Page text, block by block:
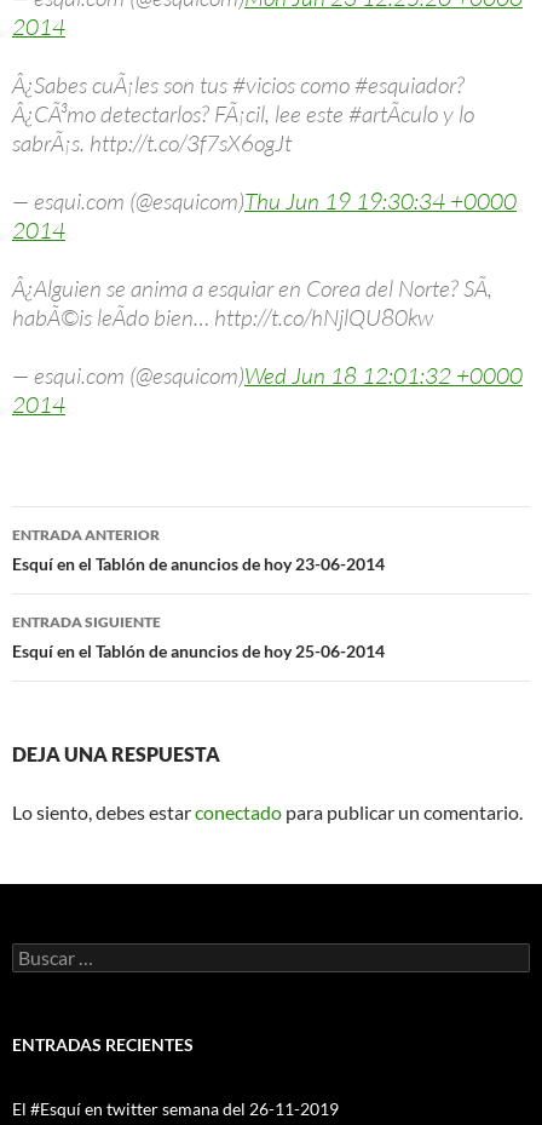
2014
Â¿Sabes cuÃ¡les son tus #vicios como #esquiador?
Â¿CÃ³mo detectarlos? FÃ¡cil, lee este #artÃ­culo y lo
sabrÃ¡s. http://t.co/3f7sX6ogJt
— esqui.com (@esquicom)Thu Jun 19 19:30:34 +0000
2014
Â¿Alguien se anima a esquiar en Corea del Norte? SÃ­,
habÃ©is leÃ­do bien… http://t.co/hNjlQU80kw
— esqui.com (@esquicom)Wed Jun 18 12:01:32 +0000
2014
Navegación
de
entradas
ENTRADA ANTERIOR
Esquí en el Tablón de anuncios de hoy 23-06-2014
ENTRADA SIGUIENTE
Esquí en el Tablón de anuncios de hoy 25-06-2014
DEJA UNA RESPUESTA
Lo siento, debes estarconectado para publicar un comentario.
Buscar:
ENTRADAS RECIENTES
El #Esquí en twitter semana del 26-11-2019